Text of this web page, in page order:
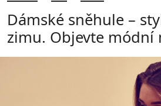
Dámské sněhule –
zimu. Objevte módní